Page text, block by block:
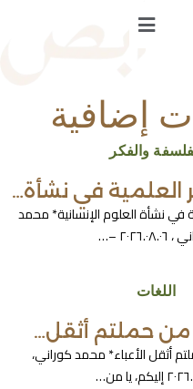
إضافية
والفكر
العلمية في نشأة…
في نشأة العلوم الإنسانية* محمد
–…
اللغات
من حملتم أثقل…
أثقل الأعباء* محمد كوراني،
يا من…